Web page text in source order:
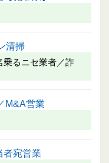
清掃
乗るニセ業者／詐
M&A営業
者宛営業